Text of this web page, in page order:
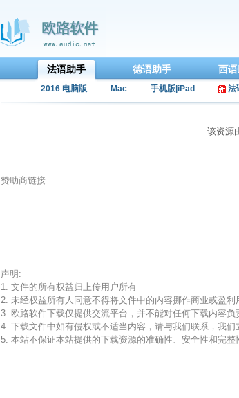
法语助手 德语助手 西
2016 电脑版 Mac 手机版|iPad 法
该资源
赞助商链接:
声明:
1. 文件的所有权益归上传用户所有
2. 未经权益所有人同意不得将文件中的内容挪作商业或盈利
3. 欧路软件下载仅提供交流平台，并不能对任何下载内容负
4. 下载文件中如有侵权或不适当内容，请与我们联系，我们
5. 本站不保证本站提供的下载资源的准确性、安全性和完